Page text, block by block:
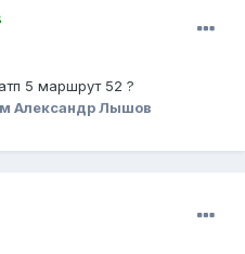
5 маршрут 52 ?
Александр Лышов